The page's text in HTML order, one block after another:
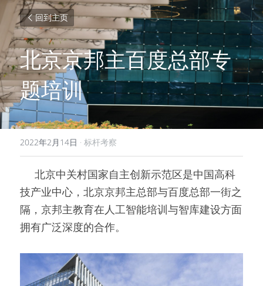
回到主页
北京京邦主百度总部专
题培训
2022年2月14日 · 标杆考察
技产业中心，北京京邦主总部与百度总部一街之
隔，京邦主教育在人工智能培训与智库建设方面
拥有广泛深度的合作。